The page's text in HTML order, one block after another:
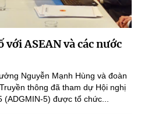
ASEAN và các nước
Nguyễn Mạnh Hùng và đoàn
thông đã tham dự Hội nghị
5) được tổ chức...